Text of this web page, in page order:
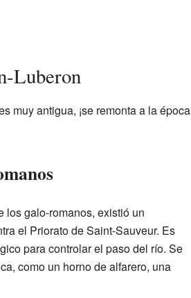
Luberon
muy antigua, ¡se remonta a la época
los galo-romanos, existió un
el Priorato de Saint-Sauveur. Es
para controlar el paso del río. Se
como un horno de alfarero, una